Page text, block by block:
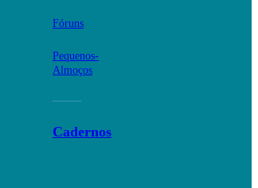
Fóruns
Pequenos-
Almoços
Cadernos